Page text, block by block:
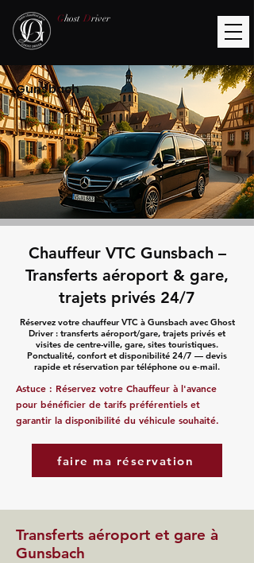
Ghost Driver
Gunsbach
Chauffeur VTC Gunsbach –
Transferts aéroport & gare,
trajets privés 24/7
Réservez votre chauffeur VTC à Gunsbach avec Ghost
Driver : transferts aéroport/gare, trajets privés et
visites de centre-ville, gare, sites touristiques.
Ponctualité, confort et disponibilité 24/7 — devis
rapide et réservation par téléphone ou e‑mail.
Astuce : Réservez votre Chauffeur à l'avance
pour bénéficier de tarifs préférentiels et
garantir la disponibilité du véhicule souhaité.
faire ma réservation
Transferts aéroport et gare à
Gunsbach